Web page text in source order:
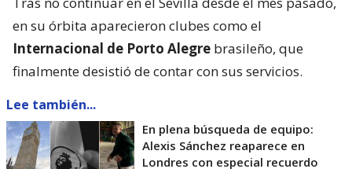
en su órbita aparecieron clubes como el
Internacional de Porto Alegre brasileño, que
finalmente desistió de contar con sus servicios.
Lee también...
En plena búsqueda de equipo:
Alexis Sánchez reaparece en
Londres con especial recuerdo